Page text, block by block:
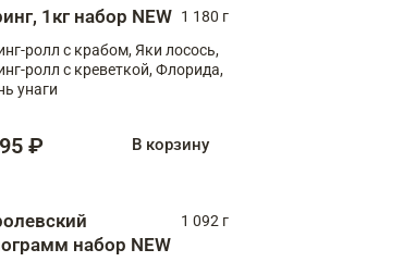
1кг набор NEW 1 180 г
ролл с крабом, Яки лосось,
ролл с креветкой, Флорида,
унаги
₽ В корзину
набор NEW
1 092 г